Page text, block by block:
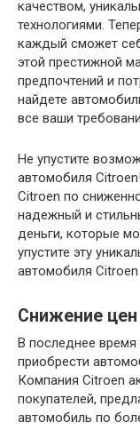
качеством,
технологиями.
каждый сможет
этой престижной
предпочтений и
найдете
все ваши
Не упустите
автомобиля
Citroen по
надежный и
деньги, которые
упустите эту
автомобиля
Снижение
В последнее время
приобрести
Компания Citroen
покупателей,
автомобиль по